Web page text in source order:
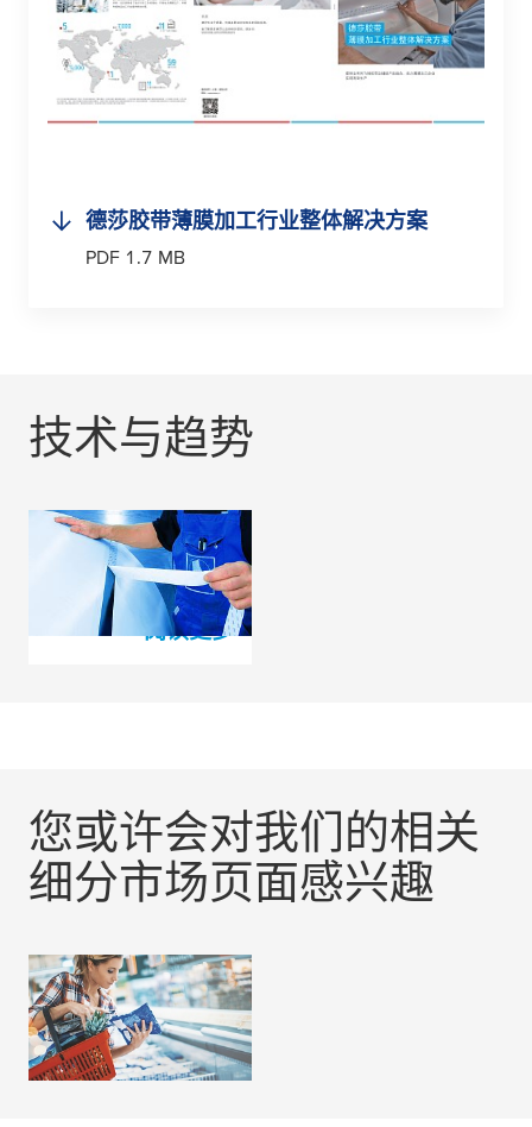
德莎胶带薄膜加工行业整体解决方案
PDF 1.7 MB
技术与趋势
为薄膜加工行业提供
可靠拼接
阅读更多
您或许会对我们的相关
细分市场页面感兴趣
软包装印刷
阅读更多